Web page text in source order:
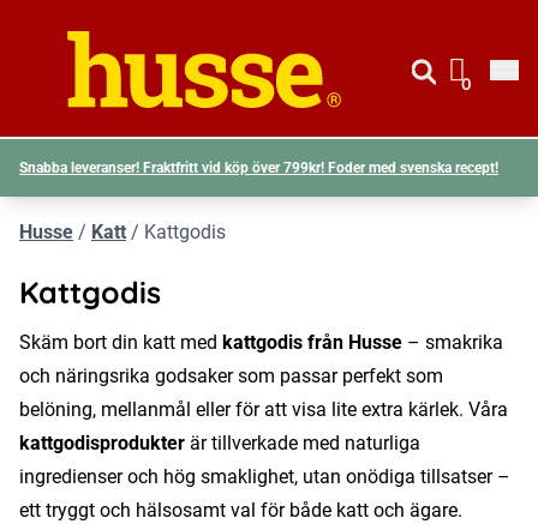
Husse logotyp
Gå till
Visa
0
Snabba leveranser! Fraktfritt vid köp över 799kr! Foder med svenska recept!
Husse / Katt / Kattgodis
Kattgodis
Skäm bort din katt med kattgodis från Husse – smakrika
och näringsrika godsaker som passar perfekt som
belöning, mellanmål eller för att visa lite extra kärlek. Våra
kattgodisprodukter är tillverkade med naturliga
ingredienser och hög smaklighet, utan onödiga tillsatser –
ett tryggt och hälsosamt val för både katt och ägare.